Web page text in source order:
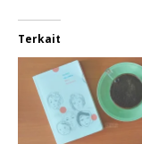
Terkait